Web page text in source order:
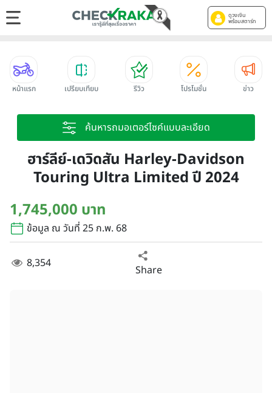
ดูวงเงิน
พร้อมสตาร์ท
หน้าแรก เปรียบเทียบ รีวิว โปรโมชั่น ข่าว
ค้นหารถมอเตอร์ไซค์แบบละเอียด
ฮาร์ลีย์-เดวิดสัน Harley-Davidson
Touring Ultra Limited ปี 2024
1,745,000 บาท
ข้อมูล ณ วันที่ 25 ก.พ. 68
8,354 Share